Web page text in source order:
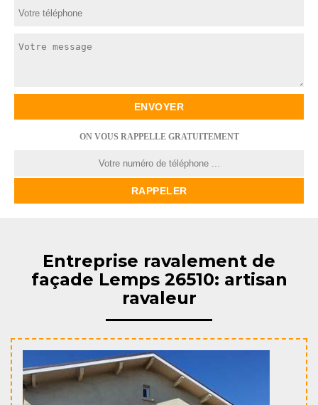
ON VOUS RAPPELLE GRATUITEMENT
Entreprise ravalement de
façade Lemps 26510: artisan
ravaleur